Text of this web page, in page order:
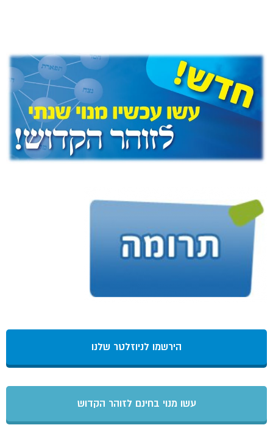
הירשמו לניוזלטר שלנו
עשו מנוי בחינם לזוהר הקדוש